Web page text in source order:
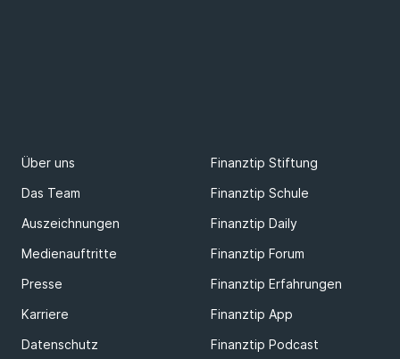
Über uns
Finanztip Stiftung
Das Team
Finanztip Schule
Auszeichnungen
Finanztip Daily
Medienauftritte
Finanztip Forum
Presse
Finanztip Erfahrungen
Karriere
Finanztip App
Datenschutz
Finanztip Podcast